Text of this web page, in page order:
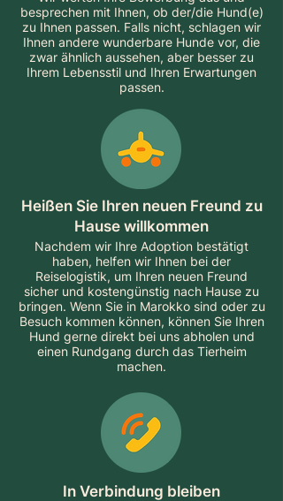
besprechen mit Ihnen, ob der/die Hund(e)
zu Ihnen passen. Falls nicht, schlagen wir
Ihnen andere wunderbare Hunde vor, die
zwar ähnlich aussehen, aber besser zu
Ihrem Lebensstil und Ihren Erwartungen
passen.
Heißen Sie Ihren neuen Freund zu
Hause willkommen
Nachdem wir Ihre Adoption bestätigt
haben, helfen wir Ihnen bei der
Reiselogistik, um Ihren neuen Freund
sicher und kostengünstig nach Hause zu
bringen. Wenn Sie in Marokko sind oder zu
Besuch kommen können, können Sie Ihren
Hund gerne direkt bei uns abholen und
einen Rundgang durch das Tierheim
machen.
In Verbindung bleiben